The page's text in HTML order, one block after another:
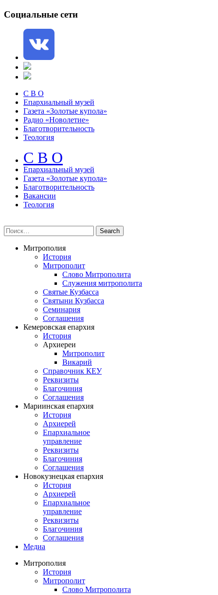
Социальные сети
С В О
Епархиальный музей
Газета «Золотые купола»
Радио «Новолетие»
Благотворительность
Теология
С В О
Епархиальный музeй
Газета «Золотые купола»
Благотворительность
Вакансии
Теология
Митрополия
История
Митрополит
Слово Митрополита
Служения митрополита
Святые Кузбасса
Святыни Кузбасса
Семинария
Соглашения
Кемеровская епархия
История
Архиереи
Митрополит
Викарий
Справочник КЕУ
Реквизиты
Благочиния
Соглашения
Мариинская епархия
История
Архиерей
Епархиальное
управление
Реквизиты
Благочиния
Соглашения
Новокузнецкая епархия
История
Архиерей
Епархиальное
управление
Реквизиты
Благочиния
Соглашения
Медиа
Митрополия
История
Митрополит
Слово Митрополита